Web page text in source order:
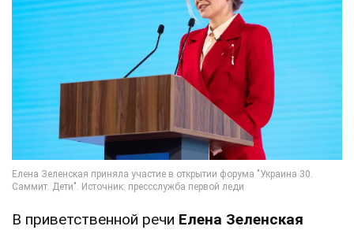
В приветственной речи Елена Зеленская